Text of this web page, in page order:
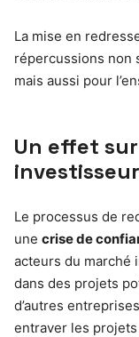
La mise en
répercussions non
mais aussi pour
Un effet
Le processus de
une crise de
acteurs du marché
dans des projets
d’autres
entraver les